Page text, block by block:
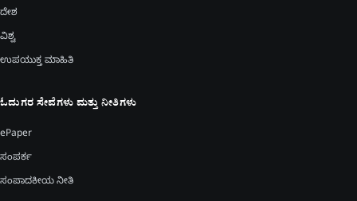
ದೇಶ
ವಿಶ್ವ
ಉಪಯುಕ್ತ ಮಾಹಿತಿ
ಓದುಗರ ಸೇವೆಗಳು ಮತ್ತು ನೀತಿಗಳು
ePaper
ಸಂಪರ್ಕ
ಸಂಪಾದಕೀಯ ನೀತಿ